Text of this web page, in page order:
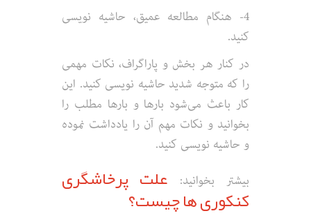
4- هنگام مطالعه عمیق، حاشیه نویسی
کنید.
در کنار هر بخش و پاراگراف، نکات مهمی
را که متوجه شدید حاشیه نویسی کنید. این
کار باعث می‌شود بارها و بارها مطلب را
بخوانید و نکات مهم آن را یادداشت نموده
و حاشیه نویسی کنید.
بیشتر بخوانید: علت پرخاشگری
کنکوری ها چیست؟